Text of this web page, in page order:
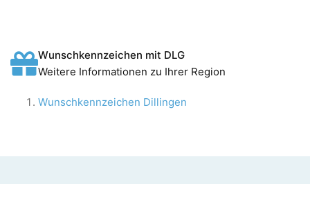
Wunschkennzeichen mit DLG
Weitere Informationen zu Ihrer Region
Wunschkennzeichen Dillingen